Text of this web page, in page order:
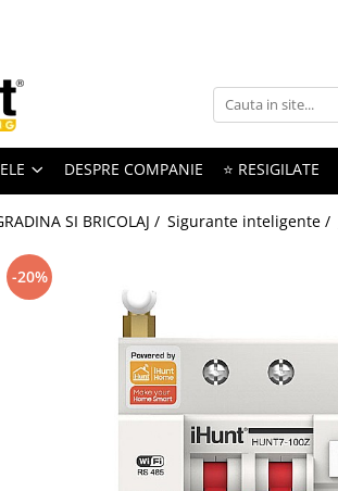
DESPRE COMPANIE ⭐ RESIGILATE
SI BRICOLAJ / Sigurante inteligente /
-20%